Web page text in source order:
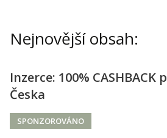
Inzerce
Přihlášení
Kontakt
Nejnovější obsah:
Inzerce: 100% CASHBACK
Česka
SPONZOROVÁNO